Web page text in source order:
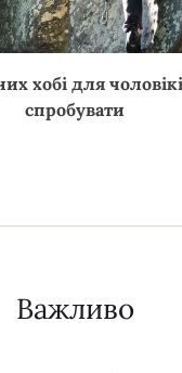
хобі для
спробувати
Важливо